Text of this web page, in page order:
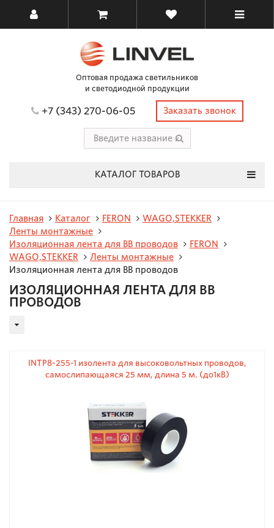
Оптовая продажа светильников
и светодиодной продукции
+7 (343) 270-06-05 Заказать звонок
КАТАЛОГ ТОВАРОВ
Главная Каталог FERON
WAGO,STEKKER
Ленты монтажные
Изоляционная лента для ВВ проводов
FERON
WAGO,STEKKER
Ленты монтажные
Изоляционная лента для ВВ проводов
ИЗОЛЯЦИОННАЯ ЛЕНТА ДЛЯ ВВ
ПРОВОДОВ
INTP8-255-1 изолента для высоковольтных проводов,
самослипающаяся 25 мм, длина 5 м. (до1кВ)